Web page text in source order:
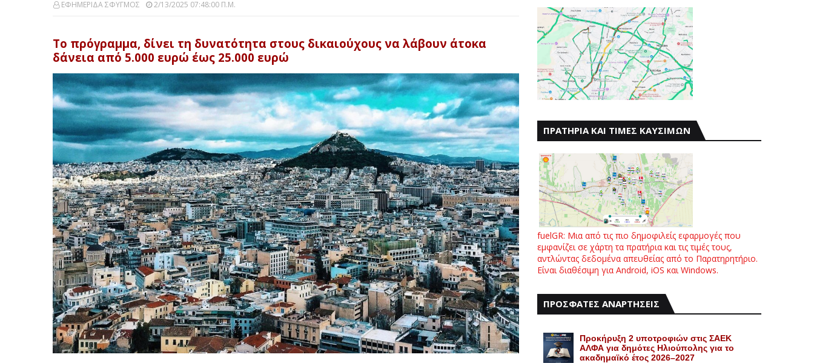
ΕΦΗΜΕΡΙΔΑ ΣΦΥΓΜΟΣ 2/13/2025 07:48:00 Π.μ.
Το πρόγραμμα, δίνει τη δυνατότητα στους δικαιούχους να λάβουν άτοκα
δάνεια από 5.000 ευρώ έως 25.000 ευρώ
ΠΡΑΤΗΡΙΑ ΚΑΙ ΤΙΜΕΣ ΚΑΥΣΙΜΩΝ
fuelGR: Μια από τις πιο δημοφιλείς εφαρμογές που
εμφανίζει σε χάρτη τα πρατήρια και τις τιμές τους,
αντλώντας δεδομένα απευθείας από το Παρατηρητήριο.
Είναι διαθέσιμη για Android, iOS και Windows.
ΠΡΟΣΦΑΤΕΣ ΑΝΑΡΤΗΣΕΙΣ
Προκήρυξη 2 υποτροφιών στις ΣΑΕΚ
ΑΛΦΑ για δημότες Ηλιούπολης για το
ακαδημαϊκό έτος 2026–2027